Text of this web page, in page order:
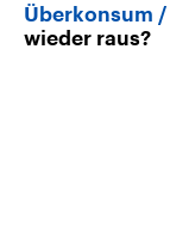
Überkonsum
wieder raus?